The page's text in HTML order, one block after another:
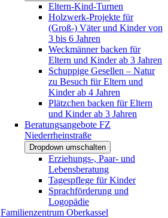
Eltern-Kind-Turnen
Holzwerk-Projekte für
(Groß-) Väter und Kinder von
3 bis 6 Jahren
Weckmänner backen für
Eltern und Kinder ab 3 Jahren
Schuppige Gesellen – Natur
zu Besuch für Eltern und
Kinder ab 4 Jahren
Plätzchen backen für Eltern
und Kinder ab 3 Jahren
Beratungsangebote FZ
Niederrheinstraße
Dropdown umschalten
Erziehungs-, Paar- und
Lebensberatung
Tagespflege für Kinder
Sprachförderung und
Logopädie
Familienzentrum Oberkassel